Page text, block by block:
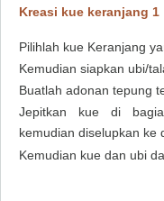
Kreasi kue keranjang 1
Pilihlah kue Keranjang
Kemudian siapkan ubi/
Buatlah adonan tepung
Jepitkan kue di
kemudian diselupkan ke
Kemudian kue dan ubi